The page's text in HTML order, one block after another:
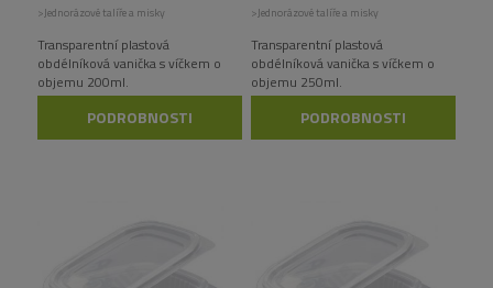
>Jednorázové talíře a misky
Transparentní plastová
obdélníková vanička s víčkem o
objemu 200ml.
PODROBNOSTI
>Jednorázové talíře a misky
Transparentní plastová
obdélníková vanička s víčkem o
objemu 250ml.
PODROBNOSTI